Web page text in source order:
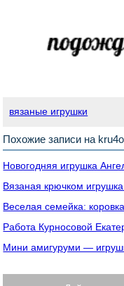
вязаные игрушки
Похожие записи на
Новогодняя игрушка
Вязаная крючком
Веселая семейка:
Работа Курносовой
Мини амигуруми —